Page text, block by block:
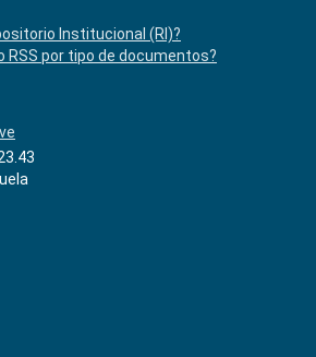
Institucional (RI)?
RSS por tipo de documentos?